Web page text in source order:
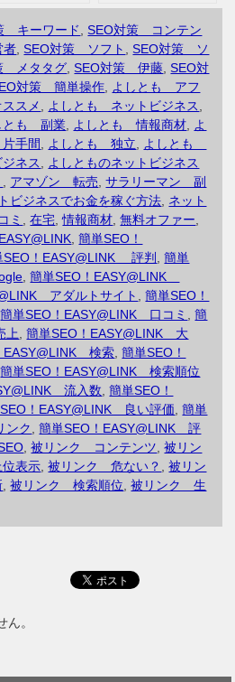
攻略プロジェ
イチランア
リエイト 評
コミ
口コミ
キーワード ,SEO対策 コンテン
者 ,SEO対策 ソフト ,SEO対策 ソ
メタタグ ,SEO対策 伊藤 ,SEO対
対策 簡単操作
よしとも アフ
スメ よしとも ネットビジネス
とも 副業 よしとも 情報商材
よ
手間 よしとも 独立
よしとも
ネス
よしとものネットビジネス
アマゾン 転売 ,サラリーマン 副
ビジネスでお金を稼ぐ方法 ネット
ミ ,在宅 ,情報商材 ,無料オファー
,簡単SEO！
SEO！EASY@LINK 評判 ,簡単
,簡単SEO！EASY@LINK
アダルトサイト ,簡単SEO！
,簡単SEO！EASY@LINK 口コミ ,簡
上
,簡単SEO！EASY@LINK 大
EASY@LINK 検索 ,簡単SEO！
,簡単SEO！EASY@LINK 検索順位
流入数 ,簡単SEO！
！EASY@LINK 良い評価 ,簡単
ンク
,簡単SEO！EASY@LINK 評
,被リンク コンテンツ ,被リン
表示 ,被リンク 危ない？ ,被リン
,被リンク 検索順位 ,被リンク 生
。